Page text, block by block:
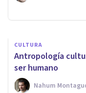
CULTURA
Antropología
ser humano
Nahum